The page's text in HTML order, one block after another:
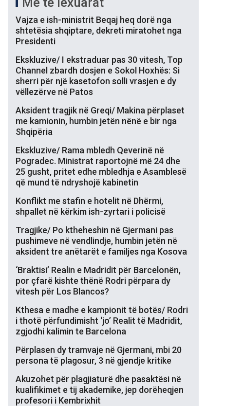
Vajza e ish-ministrit Beqaj heq dorë nga
shtetësia shqiptare, dekreti miratohet nga
Presidenti
Ekskluzive/ I ekstraduar pas 30 vitesh, Top
Channel zbardh dosjen e Sokol Hoxhës: Si
sherri për një kasetofon solli vrasjen e dy
vëllezërve në Patos
Aksident tragjik në Greqi/ Makina përplaset
me kamionin, humbin jetën nënë e bir nga
Shqipëria
Ekskluzive/ Rama mbledh Qeverinë në
Pogradec. Ministrat raportojnë më 24 dhe
25 gusht, pritet edhe mbledhja e Asamblesë
që mund të ndryshojë kabinetin
Konflikt me stafin e hotelit në Dhërmi,
shpallet në kërkim ish-zyrtari i policisë
Tragjike/ Po ktheheshin në Gjermani pas
pushimeve në vendlindje, humbin jetën në
aksident tre anëtarët e familjes nga Kosova
‘Braktisi’ Realin e Madridit për Barcelonën,
por çfarë kishte thënë Rodri përpara dy
vitesh për Los Blancos?
Kthesa e madhe e kampionit të botës/ Rodri
i thotë përfundimisht ‘jo’ Realit të Madridit,
zgjodhi kalimin te Barcelona
Përplasen dy tramvaje në Gjermani, mbi 20
persona të plagosur, 3 në gjendje kritike
Akuzohet për plagjiaturë dhe pasaktësi në
kualifikimet e tij akademike, jep dorëheqjen
profesori i Kembrixhit